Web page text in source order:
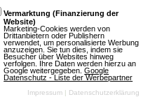
Mobile-MMOs
Vermarktung (Finanzierung der
Website)
Marketing-Cookies werden von
Drittanbietern oder Publishern
verwendet, um personalisierte Werbung
anzuzeigen. Sie tun dies, indem sie
Besucher über Websites hinweg
verfolgen. Ihre Daten werden hierzu an
Google weitergegeben.Google
Datenschutz - Liste der Werbepartner
Impressum | Datenschutzerklärung